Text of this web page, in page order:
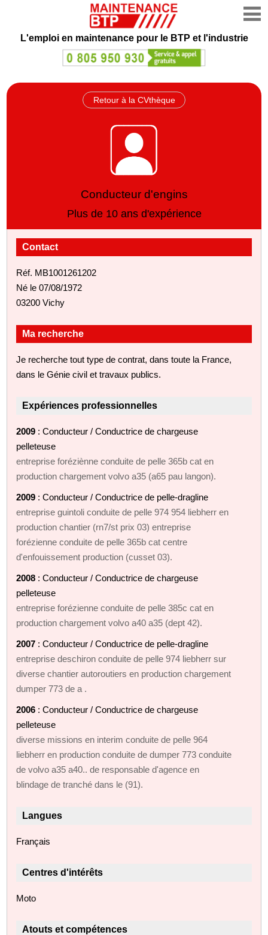
L'emploi en maintenance pour le BTP et l'industrie
Retour à la CVthèque
Conducteur d'engins
Plus de 10 ans d'expérience
Contact
Réf. MB1001261202
Né le 07/08/1972
03200 Vichy
Ma recherche
Je recherche tout type de contrat, dans toute la France,
dans le Génie civil et travaux publics.
Expériences professionnelles
2009 : Conducteur / Conductrice de chargeuse
pelleteuse
entreprise foréziènne conduite de pelle 365b cat en
production chargement volvo a35 (a65 pau langon).
2009 : Conducteur / Conductrice de pelle-dragline
entreprise guintoli conduite de pelle 974 954 liebherr en
production chantier (rn7/st prix 03) entreprise
forézienne conduite de pelle 365b cat centre
d'enfouissement production (cusset 03).
2008 : Conducteur / Conductrice de chargeuse
pelleteuse
entreprise forézienne conduite de pelle 385c cat en
production chargement volvo a40 a35 (dept 42).
2007 : Conducteur / Conductrice de pelle-dragline
entreprise deschiron conduite de pelle 974 liebherr sur
diverse chantier autoroutiers en production chargement
dumper 773 de a .
2006 : Conducteur / Conductrice de chargeuse
pelleteuse
diverse missions en interim conduite de pelle 964
liebherr en production conduite de dumper 773 conduite
de volvo a35 a40.. de responsable d'agence en
blindage de tranché dans le (91).
Langues
Français
Centres d'intérêts
Moto
Atouts et compétences